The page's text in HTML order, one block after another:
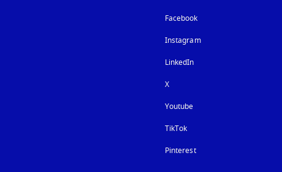
Facebook
Instagram新しいタブに表示されま
LinkedIn
X
Youtube
TikTok
Pinterest